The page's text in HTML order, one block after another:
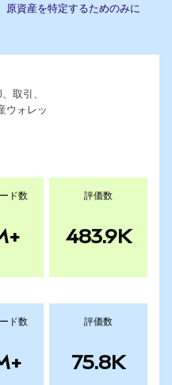
原資産を特定するためのみに
取引、
ウォレッ
ド数 評価数
483.9K
ド数 評価数
75.8K